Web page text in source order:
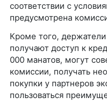
соответствии с
предусмотрена
Кроме того,
получают доступ к
000 манатов, могут
комиссии, получать
покупки у партнеров
пользоваться